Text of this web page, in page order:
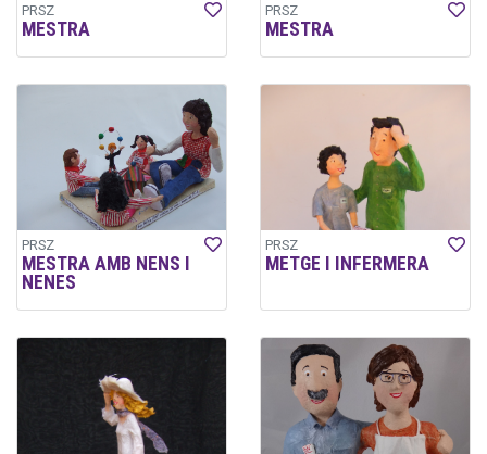
PRSZ
MESTRA
PRSZ
MESTRA
PRSZ
MESTRA AMB NENS I
NENES
PRSZ
METGE I INFERMERA